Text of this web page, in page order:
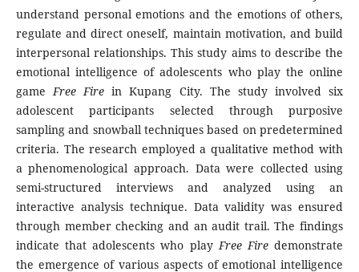
understand personal emotions and the emotions of others,
regulate and direct oneself, maintain motivation, and build
interpersonal relationships. This study aims to describe the
emotional intelligence of adolescents who play the online
gameFree Fire in Kupang City. The study involved six
adolescent participants selected through purposive
sampling and snowball techniques based on predetermined
criteria. The research employed a qualitative method with
a phenomenological approach. Data were collected using
semi-structured interviews and analyzed using an
interactive analysis technique. Data validity was ensured
through member checking and an audit trail. The findings
indicate that adolescents who playFree Firedemonstrate
the emergence of various aspects of emotional intelligence